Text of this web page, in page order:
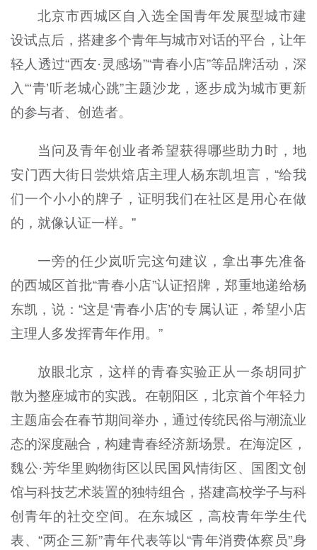
北京市西城区自入选全国青年发展型城市建
设试点后，搭建多个青年与城市对话的平台，让年
轻人透过“西友·灵感场”“青春小店”等品牌活动，深
入“‘青’听老城心跳”主题沙龙，逐步成为城市更新
的参与者、创造者。
当问及青年创业者希望获得哪些助力时，地
安门西大街日尝烘焙店主理人杨东凯坦言，“给我
们一个小小的牌子，证明我们在社区是用心在做
的，就像认证一样。”
一旁的任少岚听完这句建议，拿出事先准备
的西城区首批“青春小店”认证招牌，郑重地递给杨
东凯，说：“这是‘青春小店’的专属认证，希望小店
主理人多发挥青年作用。”
放眼北京，这样的青春实验正从一条胡同扩
散为整座城市的实践。在朝阳区，北京首个年轻力
主题庙会在春节期间举办，通过传统民俗与潮流业
态的深度融合，构建青春经济新场景。在海淀区，
魏公·芳华里购物街区以民国风情街区、国图文创
馆与科技艺术装置的独特组合，搭建高校学子与科
创青年的社交空间。在东城区，高校青年学生代
表、“两企三新”青年代表等以“青年消费体察员”身